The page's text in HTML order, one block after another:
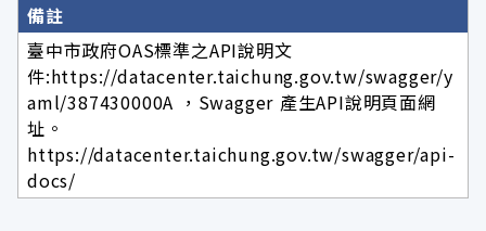
備註
臺中市政府OAS標準之API說明文
件:https://datacenter.taichung.gov.tw/swagger/y
aml/387430000A ，Swagger 產生API說明頁面網
址。
https://datacenter.taichung.gov.tw/swagger/api-
docs/